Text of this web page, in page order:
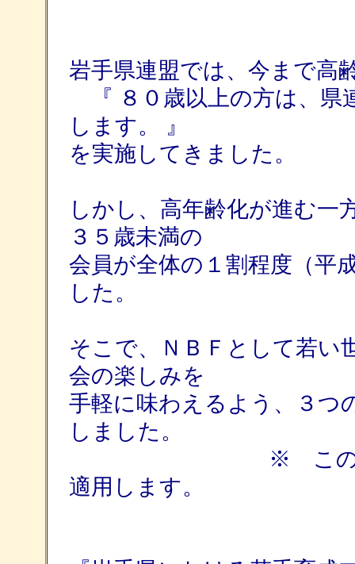
岩手県連盟では、今まで高
『 ８０歳以上の方は、県
します。 』
を実施してきました。
しかし、高年齢化が進む一
３５歳未満の
会員が全体の１割程度（平
した。
そこで、ＮＢＦとして若い
会の楽しみを
手軽に味わえるよう、３つ
しました。
※ この決定は、
適用します。